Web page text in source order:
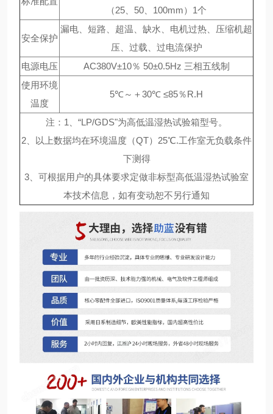
（25、50、100mm）1个
安全保护
漏电、短路、超温、缺水、电机过热、压缩机超
压、过载、过电流保护
电源电压
AC380V±10％ 50±0.5Hz 三相五线制
使用环境
温度
5℃～＋30℃ ≤85％R.H
注：1、“LP/GDS"为高低温湿热试验箱型号。
2、以上数据均在环境温度（QT）25℃.工作室无负载条件
下测得
3、可根据用户的具体要求定做非标型高低温湿热试验室
本技术信息，如有变动恕不另行通知